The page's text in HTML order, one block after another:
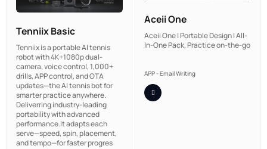
Tenniix Basic
Tenniix is a portable AI tennis
robot with 4K+1080p dual-
camera, voice control, 1,000+
drills, APP control, and OTA
updates—the AI tennis bot for
smarter practice anywhere.
Deliverring industry-leading
portability with advanced
performance.It adapts each
serve—speed, spin, placement,
and tempo—for faster progres
Aceii One
Aceii One | Portable Design | All-
In-One Pack, Practice on-the-go
APP - Email Writing